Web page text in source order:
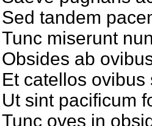
Sed tandem
Tunc miserunt
Obsides ab
Et catellos
Ut sint pacificum
Tunc oves in